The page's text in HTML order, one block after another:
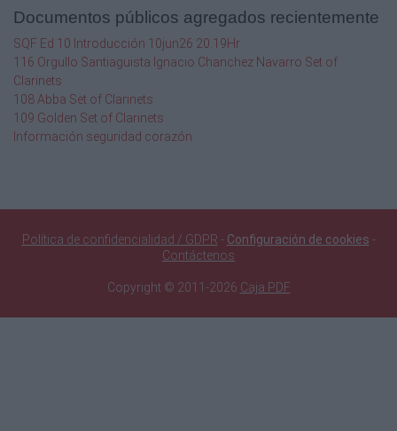
Documentos públicos agregados recientemente
SQF Ed 10 Introducción 10jun26 20.19Hr
116 Orgullo Santiaguista Ignacio Chanchez Navarro Set of
Clarinets
108 Abba Set of Clarinets
109 Golden Set of Clarinets
Información seguridad corazón
Política de confidencialidad / GDPR - Configuración de cookies -
Contáctenos
Copyright © 2011-2026 Caja PDF